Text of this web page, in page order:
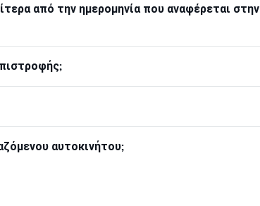
από την ημερομηνία που αναφέρεται στην
αυτοκινήτου;